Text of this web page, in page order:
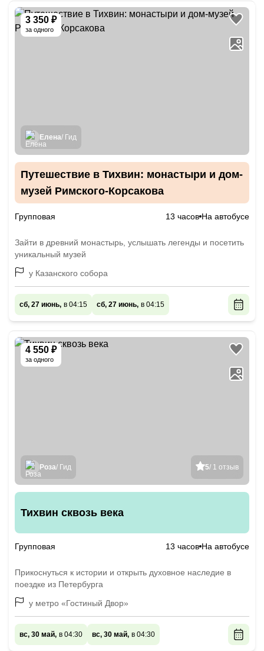
3 350 ₽
за одного
Елена/ Гид
Путешествие в Тихвин: монастыри и дом-
музей Римского-Корсакова
Групповая 13 часов На автобусе
Зайти в древний монастырь, услышать легенды и посетить
уникальный музей
у Казанского собора
сб, 27 июнь, в 04:15 сб, 27 июнь, в 04:15
4 550 ₽
за одного
5/ 1 отзыв
Роза/ Гид
Тихвин сквозь века
Групповая 13 часов На автобусе
Прикоснуться к истории и открыть духовное наследие в
поездке из Петербурга
у метро «Гостиный Двор»
вс, 30 май, в 04:30 вс, 30 май, в 04:30